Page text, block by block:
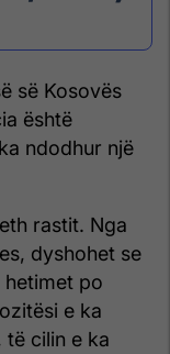
së Kosovës
është
ndodhur një
rastit. Nga
dyshohet se
hetimet po
e ka
cilin e ka